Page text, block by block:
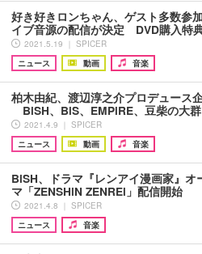
好き好きロンちゃん、ゲスト多数参
イブ音源の配信が決定 DVD購入特
2021.5.19 ｜ SPICER
ニュース
動画 音楽
柏木由紀、渡辺淳之介プロデュース
BiSH、BiS、EMPiRE、豆柴の大
2021.4.9 ｜ SPICER
ニュース
動画 音楽
BiSH、ドラマ『レンアイ漫画家』オ
マ「ZENSHiN ZENREi」配信開始
2021.4.8 ｜ SPICER
ニュース
音楽